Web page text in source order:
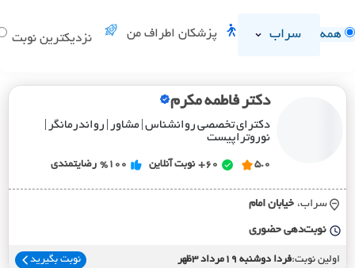
همه سراب پزشکان اطراف من نزدیکترین نوبت
دکتر فاطمه مکرم
دکترای تخصصی روانشناس | مشاور | رواندرمانگر |
نوروتراپیست
5.0
60+ نوبت آنلاین %100 رضایتمندی
سراب، خيابان امام
نوبت‌دهی حضوری
اولین نوبت:فردا دوشنبه 19مرداد 3ظهر نوبت بگیرید